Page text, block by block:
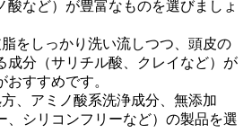
酸など）が豊富なものを選びましょ
をしっかり洗い流しつつ、頭皮の
成分（サリチル酸、クレイなど）が
すすめです。
、アミノ酸系洗浄成分、無添加
、シリコンフリーなど）の製品を選